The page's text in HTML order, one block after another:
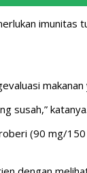
makanan
susah,” katanya.
(90 mg/